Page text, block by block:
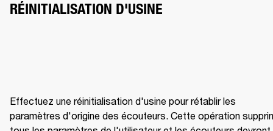
RÉINITIALISATION D'USINE
Effectuez une réinitialisation d'usine pour rétablir les
paramètres d'origine des écouteurs. Cette opération